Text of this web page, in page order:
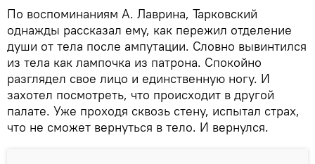
По воспоминаниям А. Лаврина, Тарковский
однажды рассказал ему, как пережил отделение
души от тела после ампутации. Словно вывинтился
из тела как лампочка из патрона. Спокойно
разглядел свое лицо и единственную ногу. И
захотел посмотреть, что происходит в другой
палате. Уже проходя сквозь стену, испытал страх,
что не сможет вернуться в тело. И вернулся.